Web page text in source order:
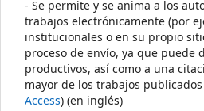
- Se permite y se anima a los
trabajos electrónicamente (por
institucionales o en su propio
proceso de envío, ya que puede
productivos, así como a una
mayor de los trabajos publicados
Access) (en inglés)